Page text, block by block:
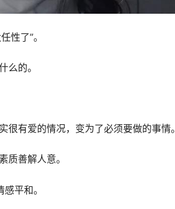
性了”。
么的。
有爱的情况，变为了必须要做的事情。
质善解人意。
平和。